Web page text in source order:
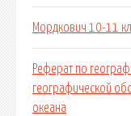
Мордкович 10-11
Реферат по
географической
океана